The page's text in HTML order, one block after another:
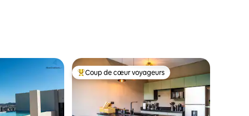
commentaires : 4,88 sur 5
Coups de cœur voyageurs les plus appréciés
Coup de cœur voyageurs